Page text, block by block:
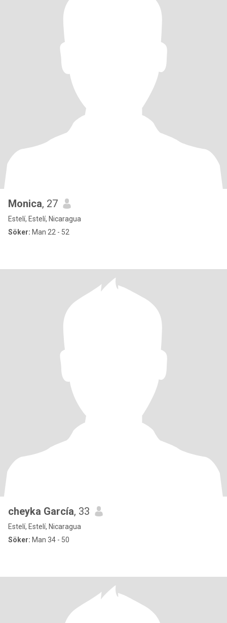
Monica, 27
Estelí, Estelí, Nicaragua
Söker: Man 22 - 52
cheyka García, 33
Estelí, Estelí, Nicaragua
Söker: Man 34 - 50